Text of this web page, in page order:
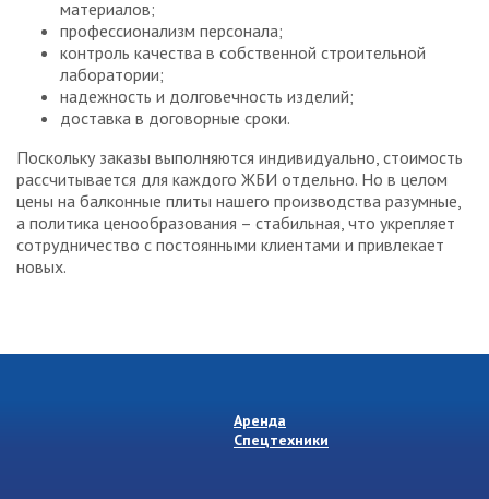
материалов;
профессионализм персонала;
контроль качества в собственной строительной
лаборатории;
надежность и долговечность изделий;
доставка в договорные сроки.
Поскольку заказы выполняются индивидуально, стоимость
рассчитывается для каждого ЖБИ отдельно. Но в целом
цены на балконные плиты нашего производства разумные,
а политика ценообразования – стабильная, что укрепляет
сотрудничество с постоянными клиентами и привлекает
новых.
Аренда
Спецтехники